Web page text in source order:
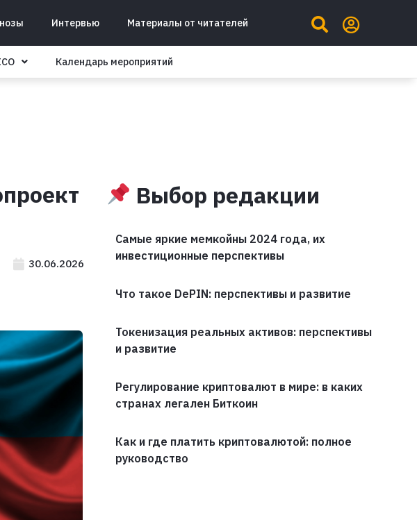
Интервью Материалы от читателей
Календарь мероприятий
30.06.2026
Выбор редакции
Самые яркие мемкойны 2024 года, их
инвестиционные перспективы
Что такое DePIN: перспективы и развитие
Токенизация реальных активов: перспективы
и развитие
Регулирование криптовалют в мире: в каких
странах легален Биткоин
Как и где платить криптовалютой: полное
руководство